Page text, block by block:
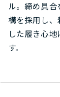
ル。締め具
構を採用し、
した履き心
す。